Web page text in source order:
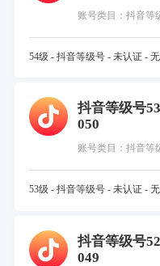
账号类目：抖音等
54级 - 抖音等级号 - 未认证 -
抖音等级号
050
账号类目：抖音等
53级 - 抖音等级号 - 未认证 -
抖音等级号
049